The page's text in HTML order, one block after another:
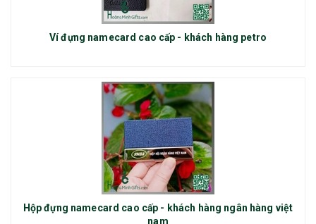
Ví đựng namecard cao cấp - khách hàng petro
Hộp đựng namecard cao cấp - khách hàng ngân hàng việt
nam